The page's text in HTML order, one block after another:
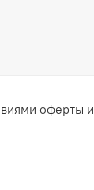
оферты и